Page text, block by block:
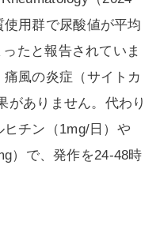
用群で尿酸値が平均
たと報告されていま
風の炎症（サイトカ
がありません。代わり
チン（1mg/日）や
）で、発作を24-48時